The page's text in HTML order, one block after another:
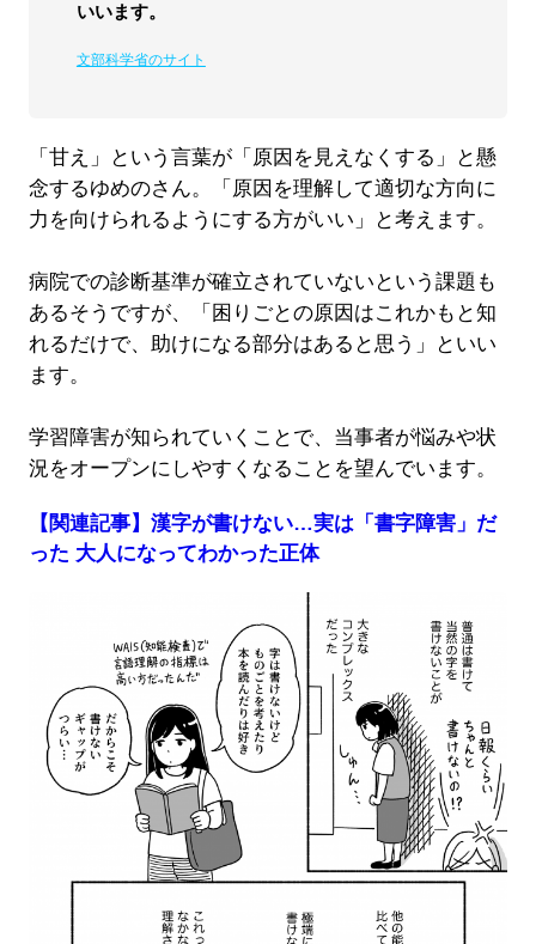
いいます。
文部科学省のサイト
「甘え」という言葉が「原因を見えなくする」と懸
念するゆめのさん。「原因を理解して適切な方向に
力を向けられるようにする方がいい」と考えます。
病院での診断基準が確立されていないという課題も
あるそうですが、「困りごとの原因はこれかもと知
れるだけで、助けになる部分はあると思う」といい
ます。
学習障害が知られていくことで、当事者が悩みや状
況をオープンにしやすくなることを望んでいます。
【関連記事】漢字が書けない…実は「書字障害」だ
った 大人になってわかった正体